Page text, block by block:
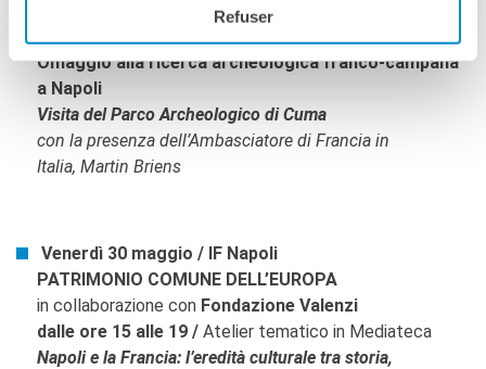
Refuser
Omaggio alla ricerca archeologica franco-campana
a Napoli
Visita del Parco Archeologico di Cuma
con la presenza dell’Ambasciatore di Francia in
Italia, Martin Briens
Venerdì 30 maggio / IF Napoli
PATRIMONIO COMUNE DELL’EUROPA
in collaborazione con Fondazione Valenzi
dalle ore 15 alle 19 /Atelier tematico in Mediateca
Napoli e la Francia: l’eredità culturale tra storia,